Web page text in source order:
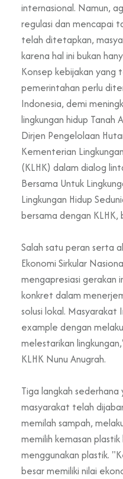
internasional. Namun,
regulasi dan mencapai
telah ditetapkan,
karena hal ini bukan
Konsep kebijakan yang
pemerintahan perlu
Indonesia, demi
lingkungan hidup Tanah
Dirjen Pengelolaan
Kementerian
(KLHK) dalam dialog
Bersama Untuk
Lingkungan Hidup
bersama dengan KLHK,
Salah satu peran serta
Ekonomi Sirkular
mengapresiasi gerakan
konkret dalam
solusi lokal. Masyarakat
example dengan
melestarikan
KLHK Nunu Anugrah.
Tiga langkah
masyarakat telah
memilah sampah,
memilih kemasan
menggunakan plastik.
besar memiliki nilai